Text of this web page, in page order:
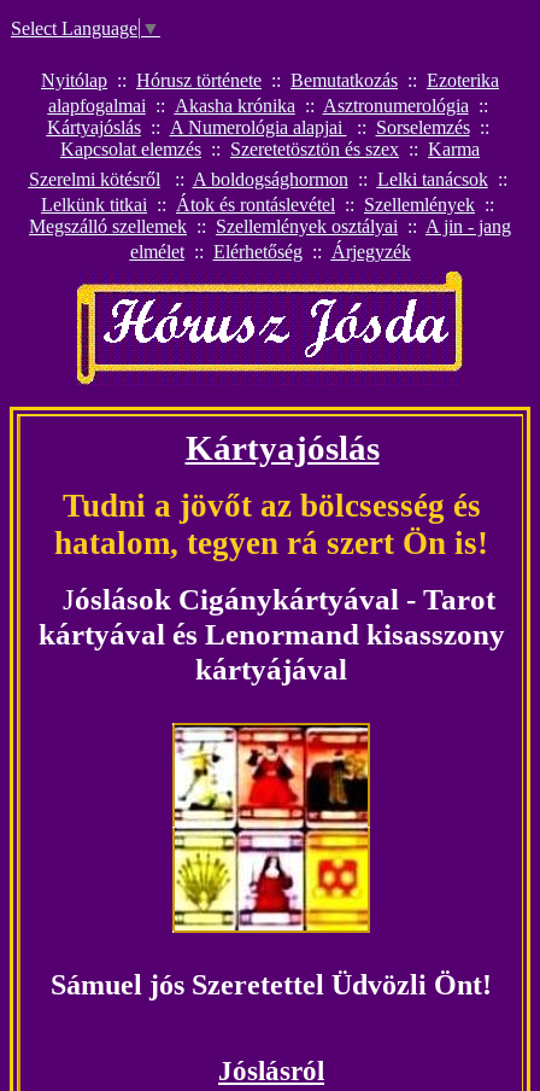
Select Language ▼
Nyitólap :: Hórusz története :: Bemutatkozás :: Ezoterika
alapfogalmai :: Akasha krónika :: Asztronumerológia ::
Kártyajóslás:: A Numerológia alapjai :: Sorselemzés::
Kapcsolat elemzés :: Szeretetösztön és szex :: Karma
Szerelmi kötésről
:: A boldogsághormon :: Lelki tanácsok::
Lelkünk titkai :: Átok és rontáslevétel :: Szellemlények ::
Megszálló szellemek :: Szellemlények osztályai :: A jin - jang
elmélet:: Elérhetőség:: Árjegyzék
Kártyajóslás
Tudni a jövőt az bölcsesség és
hatalom, tegyen rá szert Ön is!
Jóslások Cigánykártyával - Tarot
kártyával és Lenormand kisasszony
kártyájával
Sámuel jós Szeretettel Üdvözli Önt!
Jóslásról